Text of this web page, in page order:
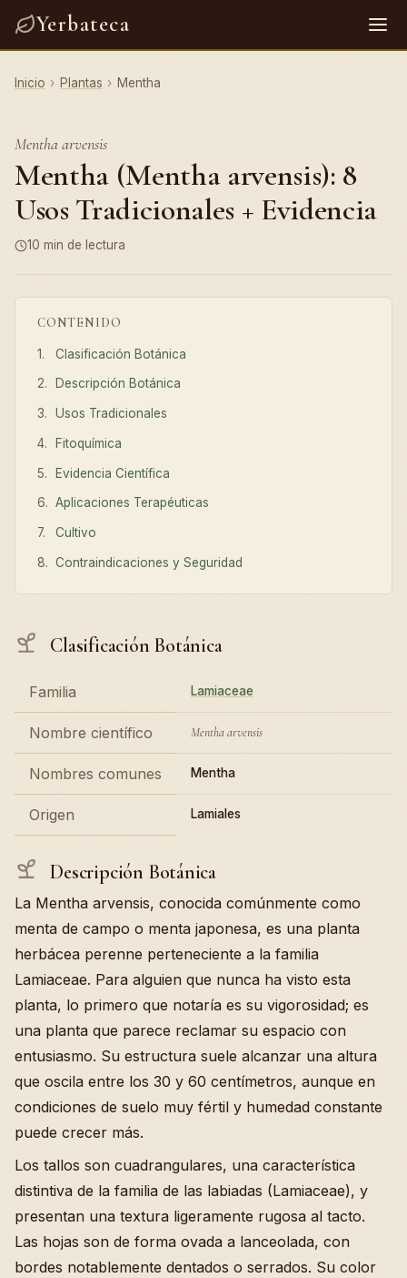
Yerbateca
Inicio › Plantas › Mentha
Mentha arvensis
Mentha (Mentha arvensis): 8
Usos Tradicionales + Evidencia
10 min de lectura
CONTENIDO
Clasificación Botánica
Descripción Botánica
Usos Tradicionales
Fitoquímica
Evidencia Científica
Aplicaciones Terapéuticas
Cultivo
Contraindicaciones y Seguridad
Clasificación Botánica
Familia Lamiaceae
Nombre científico Mentha arvensis
Nombres comunes Mentha
Origen Lamiales
Descripción Botánica
La Mentha arvensis, conocida comúnmente como
menta de campo o menta japonesa, es una planta
herbácea perenne perteneciente a la familia
Lamiaceae. Para alguien que nunca ha visto esta
planta, lo primero que notaría es su vigorosidad; es
una planta que parece reclamar su espacio con
entusiasmo. Su estructura suele alcanzar una altura
que oscila entre los 30 y 60 centímetros, aunque en
condiciones de suelo muy fértil y humedad constante
puede crecer más.
Los tallos son cuadrangulares, una característica
distintiva de la familia de las labiadas (Lamiaceae), y
presentan una textura ligeramente rugosa al tacto.
Las hojas son de forma ovada a lanceolada, con
bordes notablemente dentados o serrados. Su color